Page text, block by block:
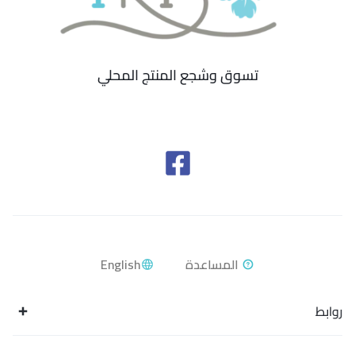
تسوق وشجع المنتج المحلي
English
روابط